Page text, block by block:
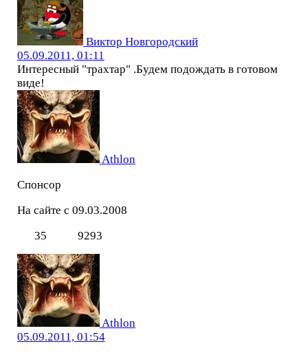
Виктор Новгородский
05.09.2011, 01:11
Интересный "трахтар" .Будем подождать в готовом
виде!
Athlon
Спонсор
На сайте с 09.03.2008
35
9293
Athlon
05.09.2011, 01:54